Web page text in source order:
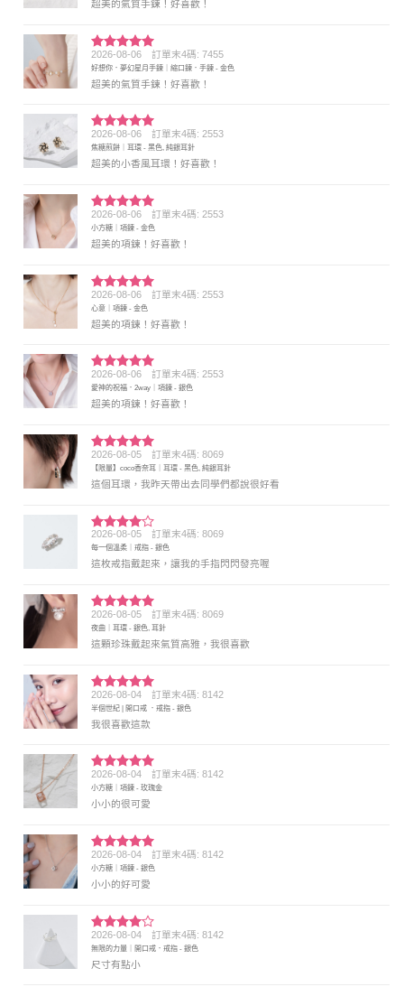
超美的氣質手鍊！好喜歡！
評分5滿
分 5
2026-08-06 訂單末4碼: 7455
好想你．夢幻星月手鍊｜縮口鍊．手鍊 - 金色
超美的氣質手鍊！好喜歡！
評分5 滿
分 5
2026-08-06 訂單末4碼: 2553
焦糖煎餅｜耳環 - 黑色, 純銀耳針
超美的小香風耳環！好喜歡！
評分5 滿
分 5
2026-08-06 訂單末4碼: 2553
小方糖｜項鍊 - 金色
超美的項鍊！好喜歡！
評分5滿
分 5
2026-08-06 訂單末4碼: 2553
心意｜項鍊 - 金色
超美的項鍊！好喜歡！
評分5 滿
分 5
2026-08-06 訂單末4碼: 2553
愛神的祝福．2way｜項鍊 - 銀色
超美的項鍊！好喜歡！
評分5 滿
分 5
2026-08-05 訂單末4碼: 8069
【限量】coco香奈耳｜耳環 - 黑色, 純銀耳針
這個耳環，我昨天帶出去同學們都說很好看
評分4
滿分 5
2026-08-05 訂單末4碼: 8069
每一個溫柔｜戒指 - 銀色
這枚戒指戴起來，讓我的手指閃閃發亮喔
評分5 滿
分 5
2026-08-05 訂單末4碼: 8069
夜曲｜耳環 - 銀色, 耳針
這顆珍珠戴起來氣質高雅，我很喜歡
評分5滿
分 5
2026-08-04 訂單末4碼: 8142
半個世紀 | 開口戒 ．戒指 - 銀色
我很喜歡這款
評分5 滿
分 5
2026-08-04 訂單末4碼: 8142
小方糖｜項鍊 - 玫瑰金
小小的很可愛
評分5 滿
分 5
2026-08-04 訂單末4碼: 8142
小方糖｜項鍊 - 銀色
小小的好可愛
評分4
滿分 5
2026-08-04 訂單末4碼: 8142
無限的力量｜開口戒．戒指 - 銀色
尺寸有點小